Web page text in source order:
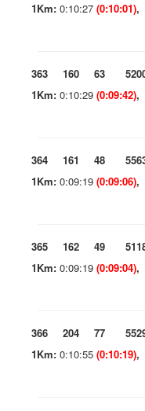
1Km: 0:10:27 (0:10:01),
363 160 63
1Km: 0:10:29 (0:09:42),
364 161 48
1Km: 0:09:19 (0:09:06),
365 162 49
1Km: 0:09:19 (0:09:04),
366 204 77
1Km: 0:10:55 (0:10:19),